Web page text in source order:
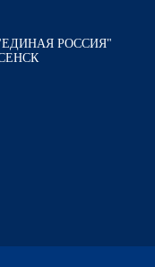
"ЕДИНАЯ РОССИЯ"